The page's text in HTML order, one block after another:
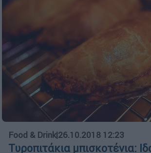
Food & Drink|26.10.2018 12:23
Τυροπιτάκια μπισκοτένια: